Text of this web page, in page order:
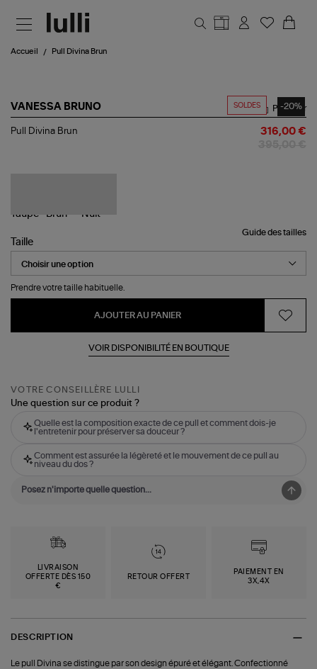
Accueil Pull Divina Brun
SOLDES -20%
VANESSA BRUNO
Pull
Partager
Pull Divina Brun 316,00 €
Guide des tailles
Taille
Prendre votre taille habituelle.
AJOUTER AU PANIER
VOIR DISPONIBILITÉ EN BOUTIQUE
VOTRE CONSEILLÈRE LULLI
Une question sur ce produit ?
Quelle est la composition exacte de ce pull et comment dois-je
l'entretenir pour préserver sa douceur ?
Comment est assurée la légèreté et le mouvement de ce pull au
niveau du dos ?
LIVRAISON
OFFERTE DÈS 150
€
RETOUR OFFERT
PAIEMENT EN
3X,4X
DESCRIPTION
Le pull Divina se distingue par son design épuré et élégant. Confectionné